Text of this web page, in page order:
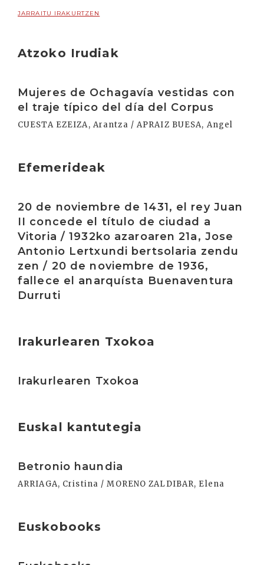
JARRAITU IRAKURTZEN
Atzoko Irudiak
Mujeres de Ochagavía vestidas con
el traje típico del día del Corpus
CUESTA EZEIZA, Arantza / APRAIZ BUESA, Angel
Efemerideak
20 de noviembre de 1431, el rey Juan
II concede el título de ciudad a
Vitoria / 1932ko azaroaren 21a, Jose
Antonio Lertxundi bertsolaria zendu
zen / 20 de noviembre de 1936,
fallece el anarquísta Buenaventura
Durruti
Irakurlearen Txokoa
Irakurlearen Txokoa
Euskal kantutegia
Betronio haundia
ARRIAGA, Cristina / MORENO ZALDIBAR, Elena
Euskobooks